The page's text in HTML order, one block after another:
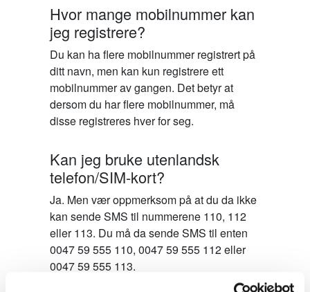
Hvor mange mobilnummer kan
jeg registrere?
Du kan ha flere mobilnummer registrert på
ditt navn, men kan kun registrere ett
mobilnummer av gangen. Det betyr at
dersom du har flere mobilnummer, må
disse registreres hver for seg.
Kan jeg bruke utenlandsk
telefon/SIM-kort?
Ja. Men vær oppmerksom på at du da ikke
kan sende SMS til nummerene 110, 112
eller 113. Du må da sende SMS til enten
0047 59 555 110, 0047 59 555 112 eller
0047 59 555 113.